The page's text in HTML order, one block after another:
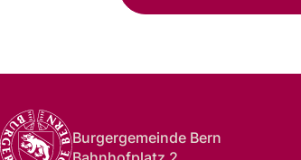
Burgergemeinde Bern